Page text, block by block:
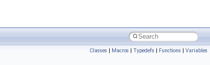
Classes | Macros | Typedefs | Functions | Variables